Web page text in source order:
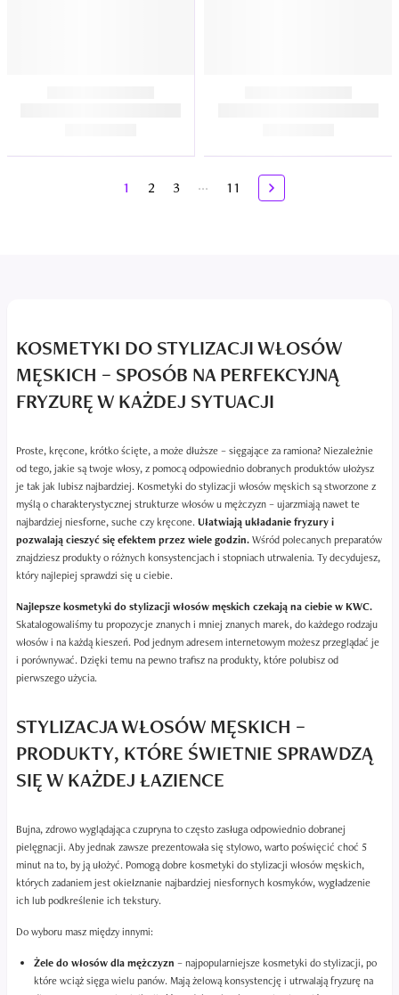
1 2 3 ... 11
KOSMETYKI DO STYLIZACJI WŁOSÓW
MĘSKICH – SPOSÓB NA PERFEKCYJNĄ
FRYZURĘ W KAŻDEJ SYTUACJI
Proste, kręcone, krótko ścięte, a może dłuższe – sięgające za ramiona? Niezależnie
od tego, jakie są twoje włosy, z pomocą odpowiednio dobranych produktów ułożysz
je tak jak lubisz najbardziej. Kosmetyki do stylizacji włosów męskich są stworzone z
myślą o charakterystycznej strukturze włosów u mężczyzn – ujarzmiają nawet te
najbardziej niesforne, suche czy kręcone. Ułatwiają układanie fryzury i
pozwalają cieszyć się efektem przez wiele godzin.Wśród polecanych preparatów
znajdziesz produkty o różnych konsystencjach i stopniach utrwalenia. Ty decydujesz,
który najlepiej sprawdzi się u ciebie.
Najlepsze kosmetyki do stylizacji włosów męskich czekają na ciebie w KWC.
Skatalogowaliśmy tu propozycje znanych i mniej znanych marek, do każdego rodzaju
włosów i na każdą kieszeń. Pod jednym adresem internetowym możesz przeglądać je
i porównywać. Dzięki temu na pewno trafisz na produkty, które polubisz od
pierwszego użycia.
STYLIZACJA WŁOSÓW MĘSKICH –
PRODUKTY, KTÓRE ŚWIETNIE SPRAWDZĄ
SIĘ W KAŻDEJ ŁAZIENCE
Bujna, zdrowo wyglądająca czupryna to często zasługa odpowiednio dobranej
pielęgnacji. Aby jednak zawsze prezentowała się stylowo, warto poświęcić choć 5
minut na to, by ją ułożyć. Pomogą dobre kosmetyki do stylizacji włosów męskich,
których zadaniem jest okiełznanie najbardziej niesfornych kosmyków, wygładzenie
ich lub podkreślenie ich tekstury.
Do wyboru masz między innymi:
Żele do włosów dla mężczyzn – najpopularniejsze kosmetyki do stylizacji, po
które wciąż sięga wielu panów. Mają żelową konsystencję i utrwalają fryzurę na